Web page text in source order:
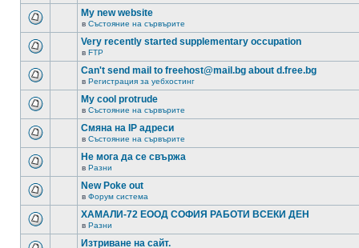
My new website
в Състояние на сървърите
Very recently started supplementary occupation
в FTP
Can't send mail to freehost@mail.bg about d.free.bg
в Регистрация за уебхостинг
My cool protrude
в Състояние на сървърите
Смяна на IP адреси
в Състояние на сървърите
Не мога да се свържа
в Разни
New Poke out
в Форум система
ХАМАЛИ-72 ЕООД СОФИЯ РАБОТИ ВСЕКИ ДЕН
в Разни
Изтриване на сайт.